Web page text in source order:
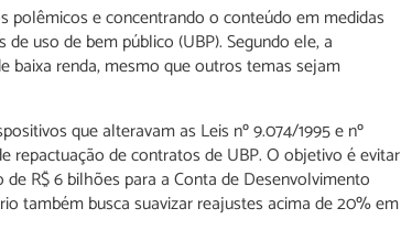
e concentrando o conteúdo em medidas
uso de bem público (UBP). Segundo ele, a
baixa renda, mesmo que outros temas sejam
que alteravam as Leis nº 9.074/1995 e nº
repactuação de contratos de UBP. O objetivo é evitar
R$ 6 bilhões para a Conta de Desenvolvimento
também busca suavizar reajustes acima de 20% em